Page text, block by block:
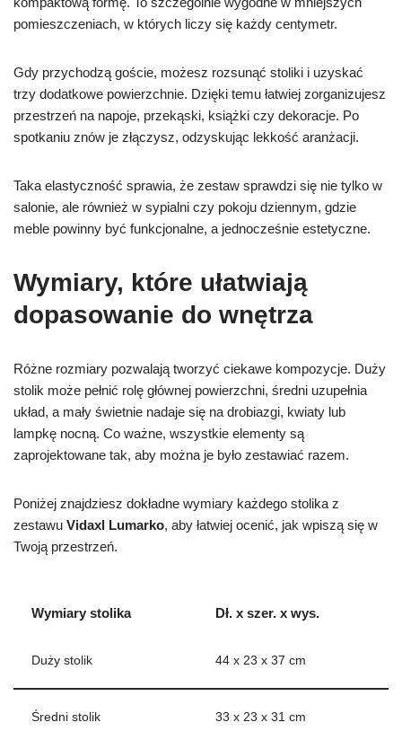
pomieszczeniach, w których liczy się każdy centymetr.
Gdy przychodzą goście, możesz rozsunąć stoliki i uzyskać
trzy dodatkowe powierzchnie. Dzięki temu łatwiej zorganizujesz
przestrzeń na napoje, przekąski, książki czy dekoracje. Po
spotkaniu znów je złączysz, odzyskując lekkość aranżacji.
Taka elastyczność sprawia, że zestaw sprawdzi się nie tylko w
salonie, ale również w sypialni czy pokoju dziennym, gdzie
meble powinny być funkcjonalne, a jednocześnie estetyczne.
Wymiary, które ułatwiają
dopasowanie do wnętrza
Różne rozmiary pozwalają tworzyć ciekawe kompozycje. Duży
stolik może pełnić rolę głównej powierzchni, średni uzupełnia
układ, a mały świetnie nadaje się na drobiazgi, kwiaty lub
lampkę nocną. Co ważne, wszystkie elementy są
zaprojektowane tak, aby można je było zestawiać razem.
Poniżej znajdziesz dokładne wymiary każdego stolika z
zestawu Vidaxl Lumarko, aby łatwiej ocenić, jak wpiszą się w
Twoją przestrzeń.
Wymiary stolika Dł. x szer. x wys.
Duży stolik 44 x 23 x 37 cm
Średni stolik 33 x 23 x 31 cm